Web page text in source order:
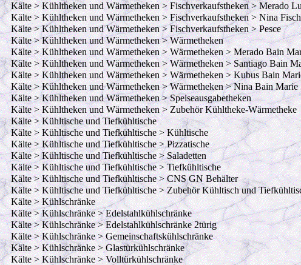
Kälte > Kühltheken und Wärmetheken > Fischverkaufstheken > Merado
Kälte > Kühltheken und Wärmetheken > Fischverkaufstheken > Nina Fisch
Kälte > Kühltheken und Wärmetheken > Fischverkaufstheken > Pesce
Kälte > Kühltheken und Wärmetheken > Wärmetheken
Kälte > Kühltheken und Wärmetheken > Wärmetheken > Merado Bain
Kälte > Kühltheken und Wärmetheken > Wärmetheken > Santiago Bain
Kälte > Kühltheken und Wärmetheken > Wärmetheken > Kubus Bain
Kälte > Kühltheken und Wärmetheken > Wärmetheken > Nina Bain Marie
Kälte > Kühltheken und Wärmetheken > Speiseausgabetheken
Kälte > Kühltheken und Wärmetheken > Zubehör Kühltheke-Wärmetheke
Kälte > Kühltische und Tiefkühltische
Kälte > Kühltische und Tiefkühltische > Kühltische
Kälte > Kühltische und Tiefkühltische > Pizzatische
Kälte > Kühltische und Tiefkühltische > Saladetten
Kälte > Kühltische und Tiefkühltische > Tiefkühltische
Kälte > Kühltische und Tiefkühltische > CNS GN Behälter
Kälte > Kühltische und Tiefkühltische > Zubehör Kühltisch und
Kälte > Kühlschränke
Kälte > Kühlschränke > Edelstahlkühlschränke
Kälte > Kühlschränke > Edelstahlkühlschränke 2türig
Kälte > Kühlschränke > Gemeinschaftskühlschränke
Kälte > Kühlschränke > Glastürkühlschränke
Kälte > Kühlschränke > Volltürkühlschränke